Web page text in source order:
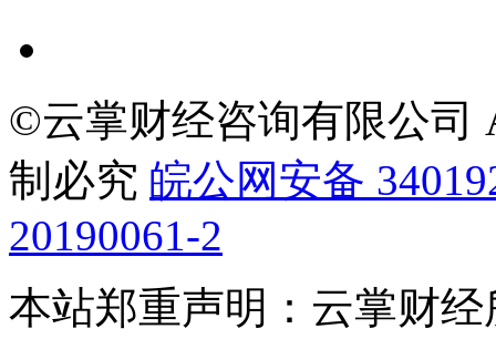
©云掌财经咨询有限公司
制必究 皖公网安备
20190061-2
本站郑重声明：云掌财